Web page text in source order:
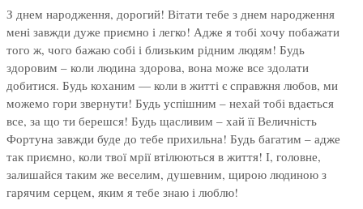
З днем народження, дорогий! Вітати тебе з днем народження
мені завжди дуже приємно і легко! Адже я тобі хочу побажати
того ж, чого бажаю собі і близьким рідним людям! Будь
здоровим – коли людина здорова, вона може все здолати
добитися. Будь коханим — коли в житті є справжня любов, ми
можемо гори звернути! Будь успішним – нехай тобі вдається
все, за що ти берешся! Будь щасливим – хай її Величність
Фортуна завжди буде до тебе прихильна! Будь багатим – адже
так приємно, коли твої мрії втілюються в життя! І, головне,
залишайся таким же веселим, душевним, щирою людиною з
гарячим серцем, яким я тебе знаю і люблю!